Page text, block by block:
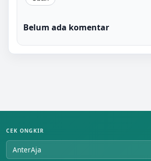
Belum ada komentar
CEK ONGKIR
AnterAja